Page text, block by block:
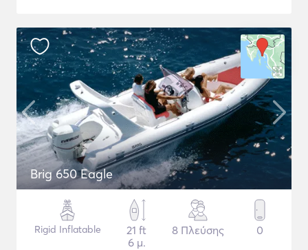
Brig 650 Eagle
Rigid Inflatable
21 ft
6 μ.
8 Πλεύσης 0